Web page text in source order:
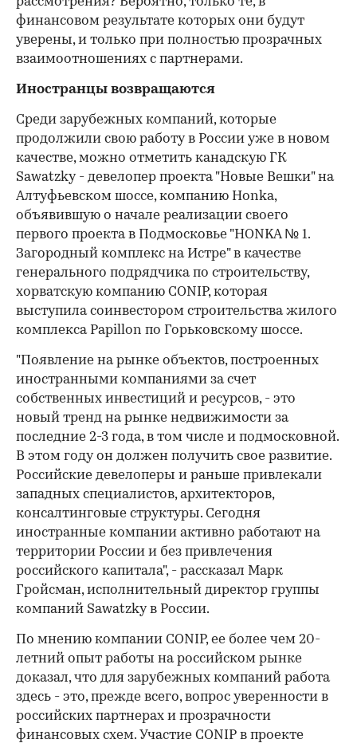
финансовом результате которых они будут
уверены, и только при полностью прозрачных
взаимоотношениях с партнерами.
Иностранцы возвращаются
Среди зарубежных компаний, которые
продолжили свою работу в России уже в новом
качестве, можно отметить канадскую ГК
Sawatzky - девелопер проекта "Новые Вешки" на
Алтуфьевском шоссе, компанию Honka,
объявившую о начале реализации своего
первого проекта в Подмосковье "HONKA № 1.
Загородный комплекс на Истре" в качестве
генерального подрядчика по строительству,
хорватскую компанию CONIP, которая
выступила соинвестором строительства жилого
комплекса Papillon по Горьковскому шоссе.
"Появление на рынке объектов, построенных
иностранными компаниями за счет
собственных инвестиций и ресурсов, - это
новый тренд на рынке недвижимости за
последние 2-3 года, в том числе и подмосковной.
В этом году он должен получить свое развитие.
Российские девелоперы и раньше привлекали
западных специалистов, архитекторов,
консалтинговые структуры. Сегодня
иностранные компании активно работают на
территории России и без привлечения
российского капитала", - рассказал Марк
Гройсман, исполнительный директор группы
компаний Sawatzky в России.
По мнению компании CONIP, ее более чем 20-
летний опыт работы на российском рынке
доказал, что для зарубежных компаний работа
здесь - это, прежде всего, вопрос уверенности в
российских партнерах и прозрачности
финансовых схем. Участие CONIP в проекте